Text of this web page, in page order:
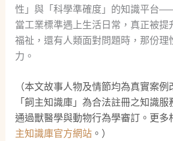
性」與「科學準確度」的知識平台
當工業標準遇上生活日常，真正被提
福祉，還有人類面對問題時，那份理
力。
（本文故事人物及情節均為真實案
「飼主知識庫」為合法註冊之知識
通過獸醫學與動物行為學審訂。更多
主知識庫官方網站。）